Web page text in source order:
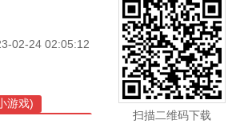
02-24 02:05:12
游戏)
扫描二维码下载